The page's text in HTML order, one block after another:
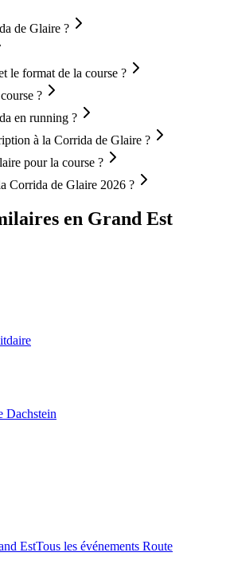
de Glaire ?
le format de la course ?
?
en running ?
à la Corrida de Glaire ?
pour la course ?
Corrida de Glaire 2026 ?
en Grand Est
Dachstein
EstTous les événements Route